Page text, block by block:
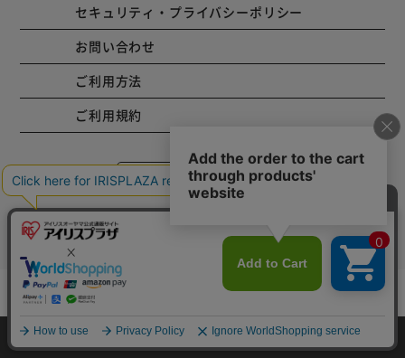
セキュリティ・プライバシーポリシー
お問い合わせ
ご利用方法
ご利用規約
コーポレートサイト
Copyright © 2001 IRISPLAZA. ALL Rights Reserved.
HOME 探す ログイン お気に入り お知らせ